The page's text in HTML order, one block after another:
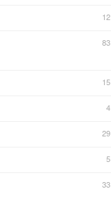
12
83
15
4
29
5
33